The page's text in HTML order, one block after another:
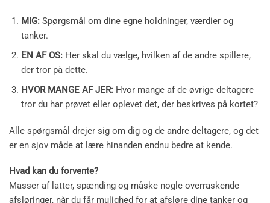
MIG:Spørgsmål om dine egne holdninger, værdier og
tanker.
EN AF OS:Her skal du vælge, hvilken af de andre spillere,
der tror på dette.
HVOR MANGE AF JER:Hvor mange af de øvrige deltagere
tror du har prøvet eller oplevet det, der beskrives på kortet?
Alle spørgsmål drejer sig om dig og de andre deltagere, og det
er en sjov måde at lære hinanden endnu bedre at kende.
Hvad kan du forvente?
Masser af latter, spænding og måske nogle overraskende
afsløringer, når du får mulighed for at afsløre dine tanker og